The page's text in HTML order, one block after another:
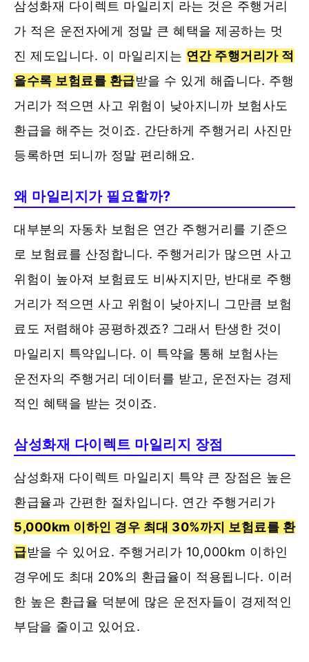
삼성화재 다이렉트 마일리지 라는 것은 주행거리
가 적은 운전자에게 정말 큰 혜택을 제공하는 멋
진 제도입니다. 이 마일리지는 연간 주행거리가 적
을수록 보험료를 환급받을 수 있게 해줍니다. 주행
거리가 적으면 사고 위험이 낮아지니까 보험사도
환급을 해주는 것이죠. 간단하게 주행거리 사진만
등록하면 되니까 정말 편리해요.
왜 마일리지가 필요할까?
대부분의 자동차 보험은 연간 주행거리를 기준으
로 보험료를 산정합니다. 주행거리가 많으면 사고
위험이 높아져 보험료도 비싸지지만, 반대로 주행
거리가 적으면 사고 위험이 낮아지니 그만큼 보험
료도 저렴해야 공평하겠죠? 그래서 탄생한 것이
마일리지 특약입니다. 이 특약을 통해 보험사는
운전자의 주행거리 데이터를 받고, 운전자는 경제
적인 혜택을 받는 것이죠.
삼성화재 다이렉트 마일리지 장점
삼성화재 다이렉트 마일리지 특약 큰 장점은 높은
환급율과 간편한 절차입니다. 연간 주행거리가
5,000km 이하인 경우 최대 30%까지 보험료를 환
급받을 수 있어요. 주행거리가 10,000km 이하인
경우에도 최대 20%의 환급율이 적용됩니다. 이러
한 높은 환급율 덕분에 많은 운전자들이 경제적인
부담을 줄이고 있어요.